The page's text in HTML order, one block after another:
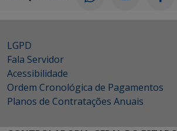
LGPD
Fala Servidor
Acessibilidade
Ordem Cronológica de Pagamentos
Planos de Contratações Anuais